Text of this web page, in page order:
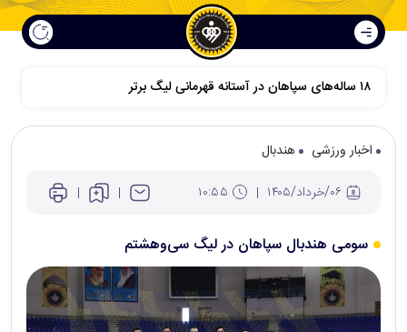
۱۸ ساله‌های سپاهان در آستانه قهرمانی لیگ برتر
اخبار ورزشی
هندبال
سومی هندبال سپاهان در لیگ سی‌و‌هشتم